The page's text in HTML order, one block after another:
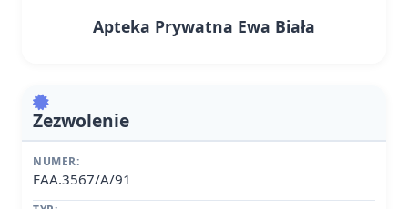
Apteka Prywatna Ewa Biała
Zezwolenie
NUMER:
FAA.3567/A/91